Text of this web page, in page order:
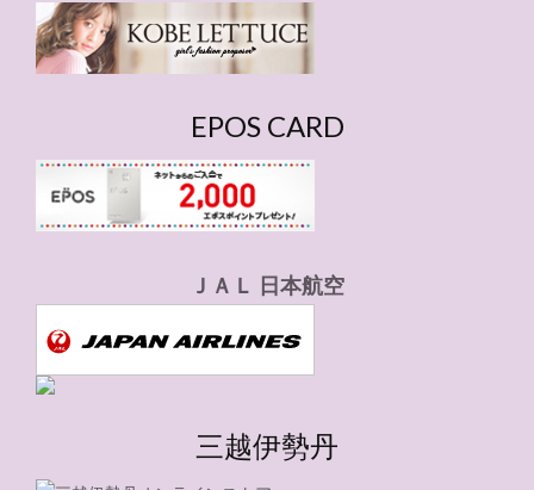
ー
EPOS CARD
ＪＡＬ 日本航空
三越伊勢丹